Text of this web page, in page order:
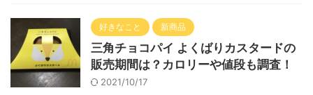
好きなこと 新商品
三角チョコパイ よくばりカスタードの
販売期間は？カロリーや値段も調査！
2021/10/17